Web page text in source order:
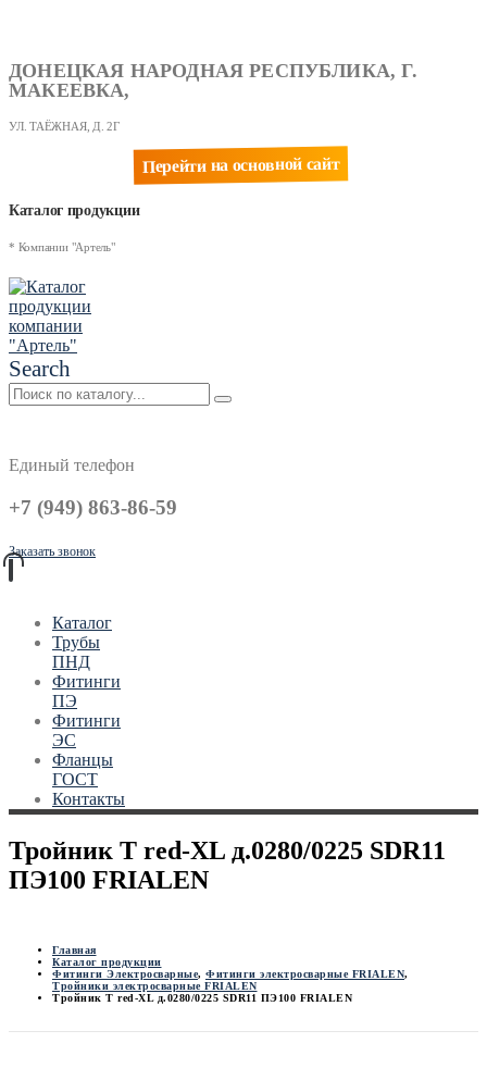
ДОНЕЦКАЯ НАРОДНАЯ РЕСПУБЛИКА, Г.
МАКЕЕВКА,
УЛ. ТАЁЖНАЯ, Д. 2Г
Перейти на основной сайт
Каталог продукции
* Компании "Артель"
Search
Единый телефон
+7 (949) 863-86-59
Заказать звонок
Каталог
Трубы
ПНД
Фитинги
ПЭ
Фитинги
ЭС
Фланцы
ГОСТ
Контакты
Тройник T red-XL д.0280/0225 SDR11
ПЭ100 FRIALEN
Главная
Каталог продукции
Фитинги Электросварные, Фитинги электросварные FRIALEN,
Тройники электросварные FRIALEN
Тройник T red-XL д.0280/0225 SDR11 ПЭ100 FRIALEN